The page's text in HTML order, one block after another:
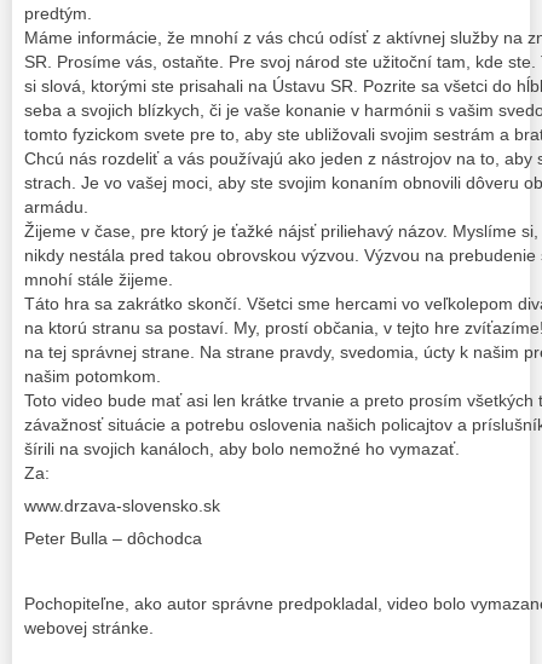
predtým.
Máme informácie, že mnohí z vás chcú odísť z aktívnej služby na
SR. Prosíme vás, ostaňte. Pre svoj národ ste užitoční tam, kde
si slová, ktorými ste prisahali na Ústavu SR. Pozrite sa všetci do
seba a svojich blízkych, či je vaše konanie v harmónii s vašim
tomto fyzickom svete pre to, aby ste ubližovali svojim sestrám a
Chcú nás rozdeliť a vás používajú ako jeden z nástrojov na to, aby
strach. Je vo vašej moci, aby ste svojim konaním obnovili dôveru
armádu.
Žijeme v čase, pre ktorý je ťažké nájsť priliehavý názov. Myslíme
nikdy nestála pred takou obrovskou výzvou. Výzvou na
mnohí stále žijeme.
Táto hra sa zakrátko skončí. Všetci sme hercami vo veľkolepom
na ktorú stranu sa postaví. My, prostí občania, v tejto hre
na tej správnej strane. Na strane pravdy, svedomia, úcty k našim
našim potomkom.
Toto video bude mať asi len krátke trvanie a preto prosím všetkých
závažnosť situácie a potrebu oslovenia našich policajtov a
šírili na svojich kanáloch, aby bolo nemožné ho vymazať.
Za:
www.drzava-slovensko.sk
Peter Bulla – dôchodca
Pochopiteľne, ako autor správne predpokladal, video bolo
webovej stránke.